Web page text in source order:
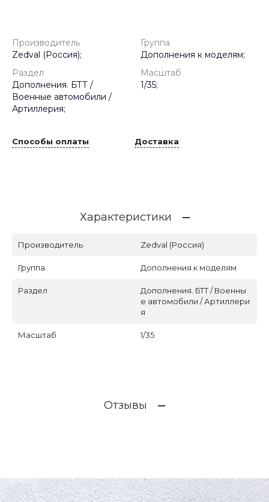
Производитель
Zedval (Россия);
Группа
Дополнения к моделям;
Раздел
Дополнения. БТТ /
Военные автомобили /
Артиллерия;
Масштаб
1/35;
Способы оплаты Доставка
Характеристики
Производитель Zedval (Россия)
Группа Дополнения к моделям
Раздел
Дополнения. БТТ / Военны
е автомобили / Артиллери
я
Масштаб 1/35
Отзывы